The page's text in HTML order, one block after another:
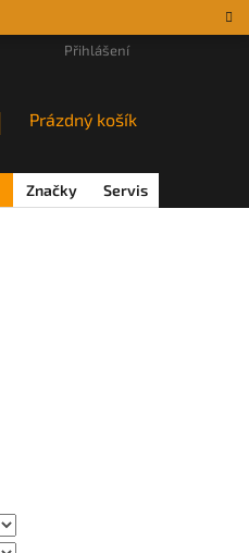
VĚRNOSTNÍ PROGRAM
Přihlášení
NÁKUPNÍ
Prázdný košík
Značky Servis